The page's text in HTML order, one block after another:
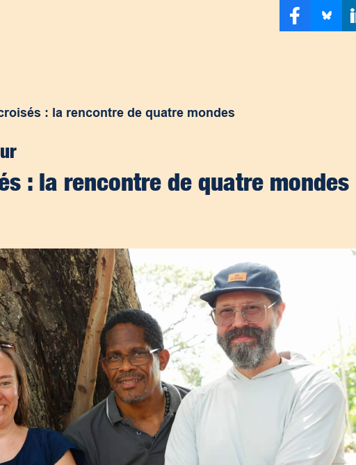
: la rencontre de quatre mondes
: la rencontre de quatre mondes